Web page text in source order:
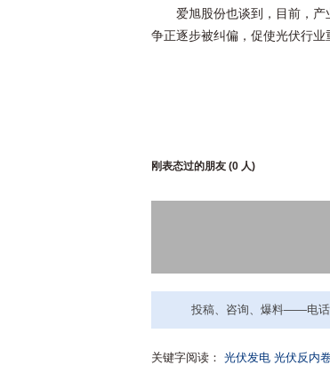
爱旭股份也谈到，目前，产
争正逐步被纠偏，促使光伏行业
刚表态过的朋友 (0 人)
投稿、咨询、爆料——电话
关键字阅读： 光伏发电 光伏反内